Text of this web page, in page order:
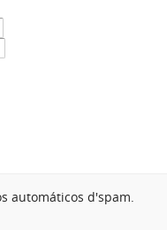
automáticos d'spam.